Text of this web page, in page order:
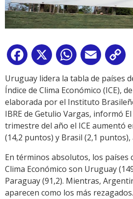
Facebook
X WhatsApp
Email
Uruguay lidera la tabla de países
Índice de Clima Económico (ICE),
elaborada por el Instituto
IBRE de Getulio Vargas, informó
trimestre del año el ICE aumentó
(14,2 puntos) y Brasil (2,1 puntos),
En términos absolutos, los países
Clima Económico son Uruguay
Paraguay (91,2). Mientras,
aparecen como los más rezagados.